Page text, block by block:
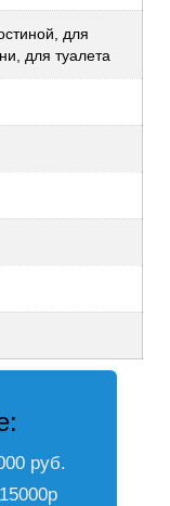
для
для туалета
руб.